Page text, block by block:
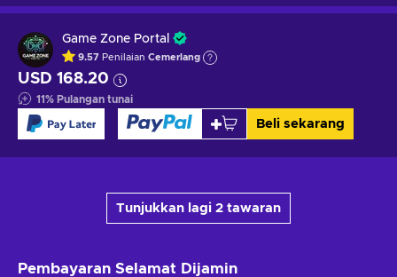
Game Zone Portal
9.57 Penilaian Cemerlang
USD 168.20
11% Pulangan tunai
Beli sekarang
Tunjukkan lagi 2 tawaran
Pembayaran Selamat Dijamin